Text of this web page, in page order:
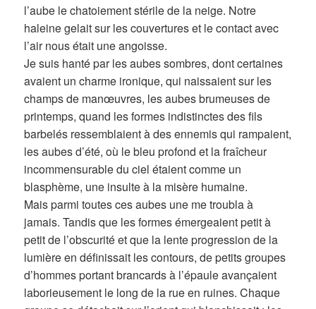
l’aube le chatoiement stérile de la neige. Notre
haleine gelait sur les couvertures et le contact avec
l’air nous était une angoisse.
Je suis hanté par les aubes sombres, dont certaines
avaient un charme ironique, qui naissaient sur les
champs de manœuvres, les aubes brumeuses de
printemps, quand les formes indistinctes des fils
barbelés ressemblaient à des ennemis qui rampaient,
les aubes d’été, où le bleu profond et la fraîcheur
incommensurable du ciel étaient comme un
blasphème, une insulte à la misère humaine.
Mais parmi toutes ces aubes une me troubla à
jamais. Tandis que les formes émergeaient petit à
petit de l’obscurité et que la lente progression de la
lumière en définissait les contours, de petits groupes
d’hommes portant brancards à l’épaule avançaient
laborieusement le long de la rue en ruines. Chaque